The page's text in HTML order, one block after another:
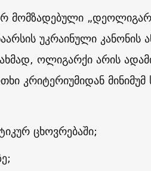
მომზადებული
უკრაინული კანონის
ოლიგარქი არის
კრიტერიუმიდან მინიმუმ
ცხოვრებაში;